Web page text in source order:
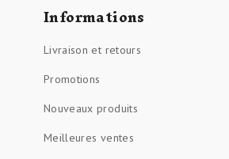
Informations
Livraison et retours
Promotions
Nouveaux produits
Meilleures ventes